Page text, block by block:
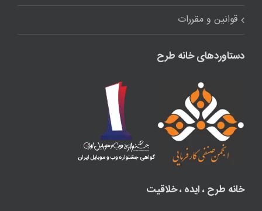
قوانین و مقررات
دستاوردهای خانه طرح
خانه طرح ، ایده ، خلاقیت